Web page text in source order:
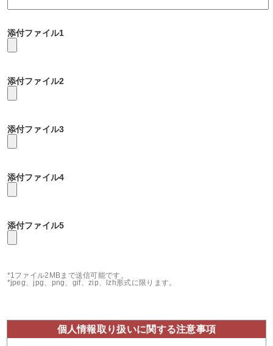
添付ファイル1
添付ファイル2
添付ファイル3
添付ファイル4
添付ファイル5
*1ファイル2MBまで送信可能です。
*jpeg、jpg、png、gif、zip、lzh形式に限ります。
個人情報取り扱いに関する注意事項